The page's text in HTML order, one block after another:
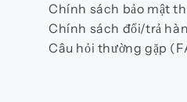
Chính sách bảo mật
Chính sách đổi/trả
Câu hỏi thường gặp